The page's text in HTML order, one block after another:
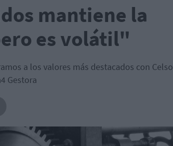
mantiene la
es volátil"
a los valores más destacados con Celso
Gestora